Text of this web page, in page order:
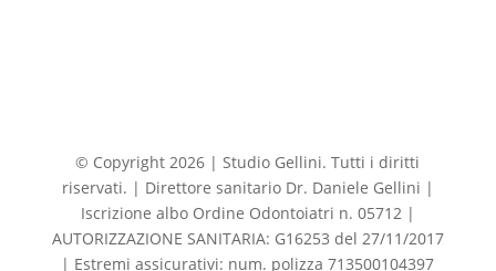
© Copyright 2026 | Studio Gellini. Tutti i diritti
riservati. | Direttore sanitario Dr. Daniele Gellini |
Iscrizione albo Ordine Odontoiatri n. 05712 |
AUTORIZZAZIONE SANITARIA: G16253 del 27/11/2017
| Estremi assicurativi: num. polizza 713500104397